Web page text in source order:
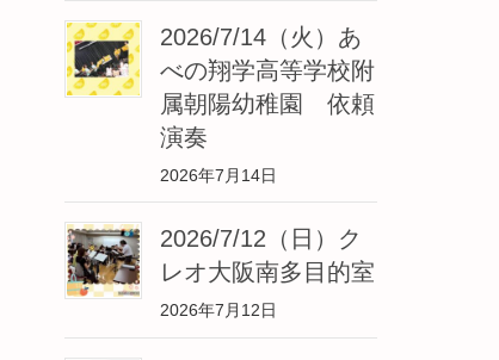
2026/7/14（火）あ
べの翔学高等学校附
属朝陽幼稚園 依頼
演奏
2026年7月14日
2026/7/12（日）ク
レオ大阪南多目的室
2026年7月12日